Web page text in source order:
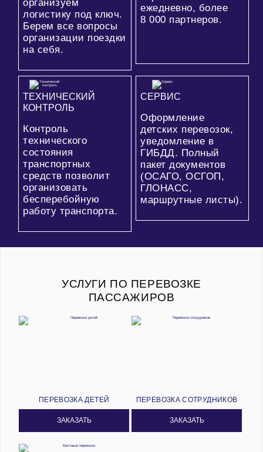
организуем
логистику под ключ.
Берем все вопросы
организации поездки
на себя.
ежедневно, более
8 000 партнеров.
ТЕХНИЧЕСКИЙ
КОНТРОЛЬ
Контроль
технического
состояния
транспортных
средств позволит
организовать
бесперебойную
работу транспорта.
СЕРВИС
Оформление
детских перевозок,
уведомление в
ГИБДД. Полный
пакет документов
(ОСАГО, ОСГОП,
ГЛОНАСС,
маршрутные листы).
УСЛУГИ ПО ПЕРЕВОЗКЕ
ПАССАЖИРОВ
ПЕРЕВОЗКА ДЕТЕЙ
ЗАКАЗАТЬ
ПЕРЕВОЗКА СОТРУДНИКОВ
ЗАКАЗАТЬ